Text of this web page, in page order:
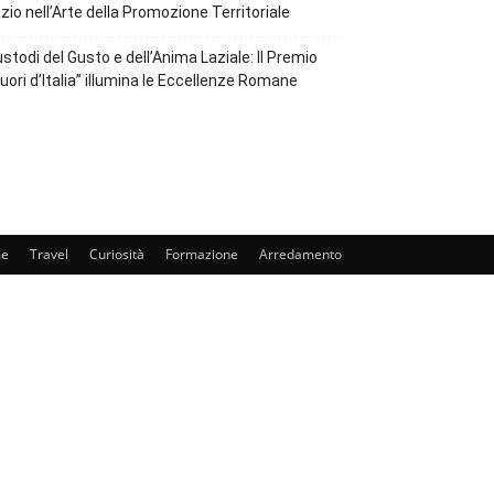
nell’Arte della Promozione Territoriale
del Gusto e dell’Anima Laziale: Il Premio
d’Italia” illumina le Eccellenze Romane
Travel Curiosità Formazione Arredamento